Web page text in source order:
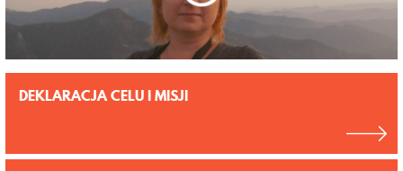
DEKLARACJA CELU I MISJI